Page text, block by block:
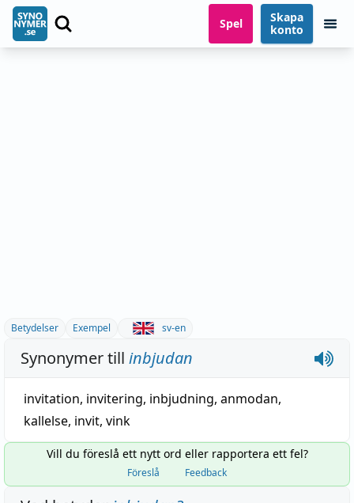
Spel
Skapa
konto
Betydelser Exempel sv-en
Synonymer till inbjudan
invitation, invitering, inbjudning, anmodan,
kallelse, invit, vink
Vill du föreslå ett nytt ord eller rapportera ett fel?
Föreslå Feedback